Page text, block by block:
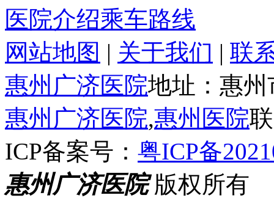
医院介绍乘车路线
网站地图 | 关于我们 | 联
惠州广济医院地址：惠
惠州广济医院,惠州医院
ICP备案号： 粤ICP备
惠州广济医院版权所有